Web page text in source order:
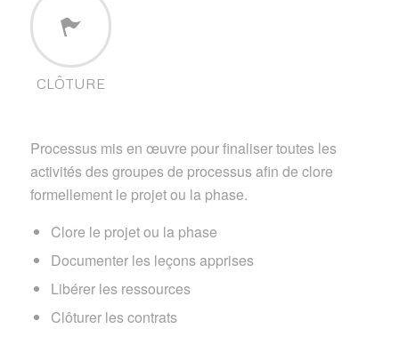
CLÔTURE
Processus mis en œuvre pour finaliser toutes les
activités des groupes de processus afin de clore
formellement le projet ou la phase.
Clore le projet ou la phase
Documenter les leçons apprises
Libérer les ressources
Clôturer les contrats